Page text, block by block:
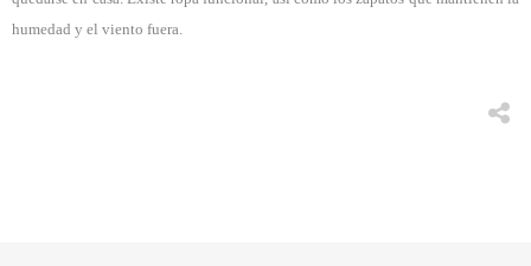
humedad y el viento fuera.